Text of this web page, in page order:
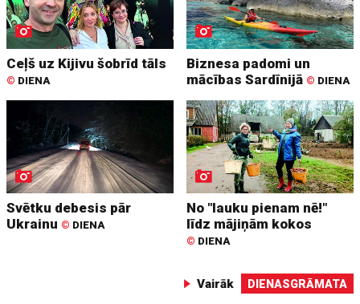
Ceļš uz Kijivu šobrīd tāls
© DIENA
Biznesa padomi un
mācības Sardīnijā © DIENA
Svētku debesis pār
Ukrainu © DIENA
No "lauku pienam nē!"
līdz mājiņām kokos
© DIENA
Vairāk DIENASGRĀMATA